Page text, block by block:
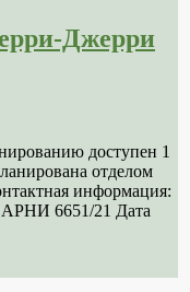
Джерри
доступен 1
отделом
информация:
6651/21 Дата